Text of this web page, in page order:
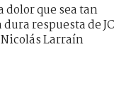
dolor que sea tan
respuesta de JC
Larraín